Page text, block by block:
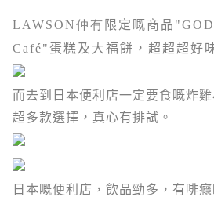
LAWSON仲有 限定嘅商品"
Café" 蛋糕及大福餅，超超超好
而去到日本便利店一定要食嘅炸
超多款選擇，真心有排試。
日本嘅便利店，飲品勁多，有啡